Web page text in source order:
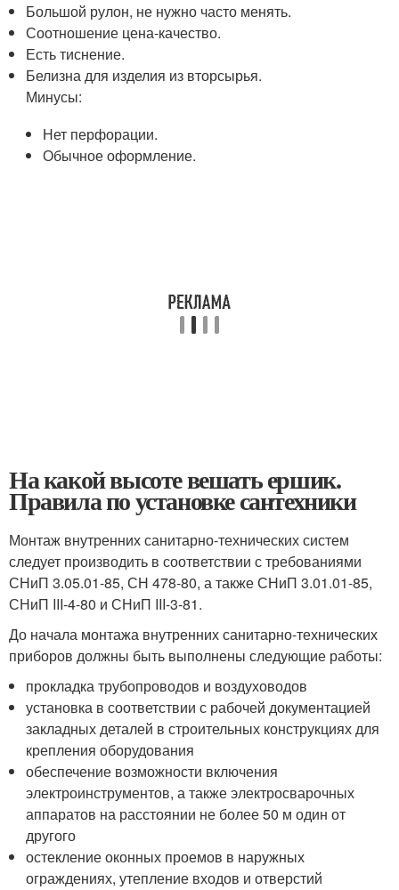
Большой рулон, не нужно часто менять.
Соотношение цена-качество.
Есть тиснение.
Белизна для изделия из вторсырья.
Минусы:
Нет перфорации.
Обычное оформление.
На какой высоте вешать ершик.
Правила по установке сантехники
Монтаж внутренних санитарно-технических систем
следует производить в соответствии с требованиями
СНиП 3.05.01-85, СН 478-80, а также СНиП 3.01.01-85,
СНиП III-4-80 и СНиП III-3-81.
До начала монтажа внутренних санитарно-технических
приборов должны быть выполнены следующие работы:
прокладка трубопроводов и воздуховодов
установка в соответствии с рабочей документацией
закладных деталей в строительных конструкциях для
крепления оборудования
обеспечение возможности включения
электроинструментов, а также электросварочных
аппаратов на расстоянии не более 50 м один от
другого
остекление оконных проемов в наружных
ограждениях, утепление входов и отверстий